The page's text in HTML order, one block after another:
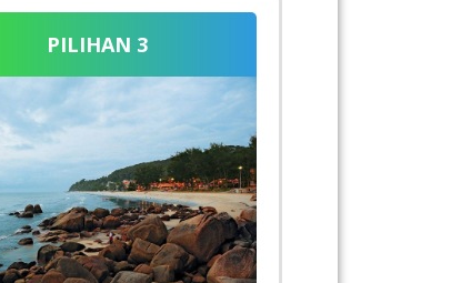
PILIHAN 3